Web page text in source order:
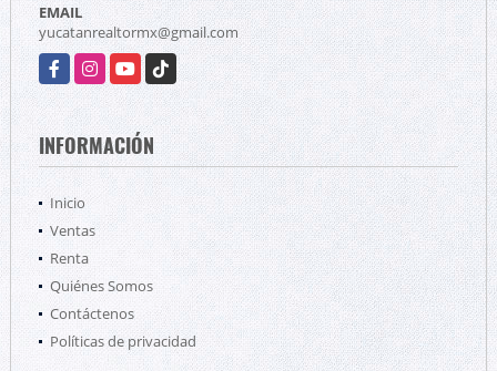
EMAIL
yucatanrealtormx@gmail.com
FacebookInstagram
YouTubeTikTok
INFORMACIÓN
Inicio
Ventas
Renta
Quiénes Somos
Contáctenos
Políticas de privacidad